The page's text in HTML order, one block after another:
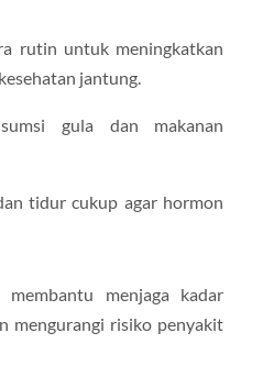
rutin untuk meningkatkan
jantung.
gula dan makanan
tidur cukup agar hormon
menjaga kadar
mengurangi risiko penyakit